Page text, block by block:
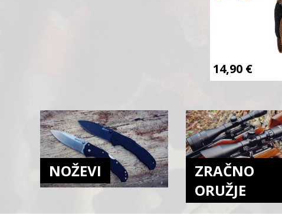
14,90 €
NOŽEVI
ZRAČNO
ORUŽJE